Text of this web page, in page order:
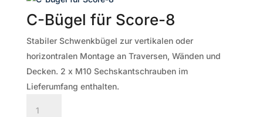
Menge
C-Bügel für Score-8
Stabiler Schwenkbügel zur vertikalen oder
horizontralen Montage an Traversen, Wänden und
Decken. 2 x M10 Sechskantschrauben im
Lieferumfang enthalten.